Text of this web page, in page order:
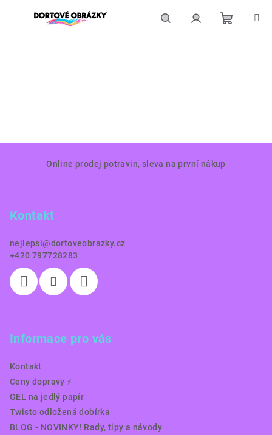
Online prodej potravin, sleva na první nákup
Kontakt
nejlepsi@dortoveobrazky.cz
+420 797728283
Informace pro vás
Kontakt
Ceny dopravy ⚡️
GEL na jedlý papír
Twisto odložená dobírka
BLOG - NOVINKY! Rady, tipy a návody